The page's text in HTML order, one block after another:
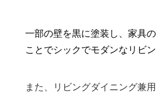
一部の壁を黒に塗装し、家具
ことでシックでモダンなリビ
また、リビングダイニング兼